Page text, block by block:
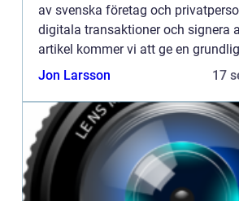
av svenska företag och
digitala transaktioner och signera
artikel kommer vi att ge en
BankID företag, presentera olika
Jon Larsson 17